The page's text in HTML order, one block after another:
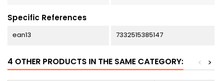
Specific References
ean13 7332515385147
4 OTHER PRODUCTS IN THE SAME CATEGORY: >
<